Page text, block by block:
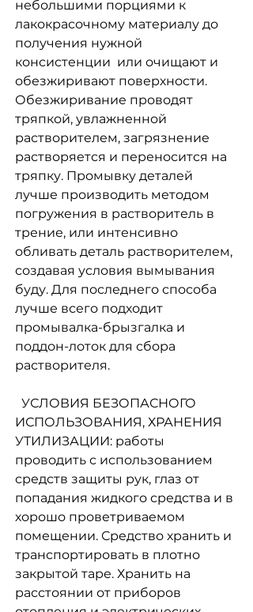
небольшими порциями к
лакокрасочному материалу до
получения нужной
консистенции или очищают и
обезжиривают поверхности.
Обезжиривание проводят
тряпкой, увлажненной
растворителем, загрязнение
растворяется и переносится на
тряпку. Промывку деталей
лучше производить методом
погружения в растворитель в
трение, или интенсивно
обливать деталь растворителем,
создавая условия вымывания
буду. Для последнего способа
лучше всего подходит
промывалка-брызгалка и
поддон-лоток для сбора
растворителя.
УСЛОВИЯ БЕЗОПАСНОГО
ИСПОЛЬЗОВАНИЯ, ХРАНЕНИЯ
УТИЛИЗАЦИИ: работы
проводить с использованием
средств защиты рук, глаз от
попадания жидкого средства и в
хорошо проветриваемом
помещении. Средство хранить и
транспортировать в плотно
закрытой таре. Хранить на
расстоянии от приборов